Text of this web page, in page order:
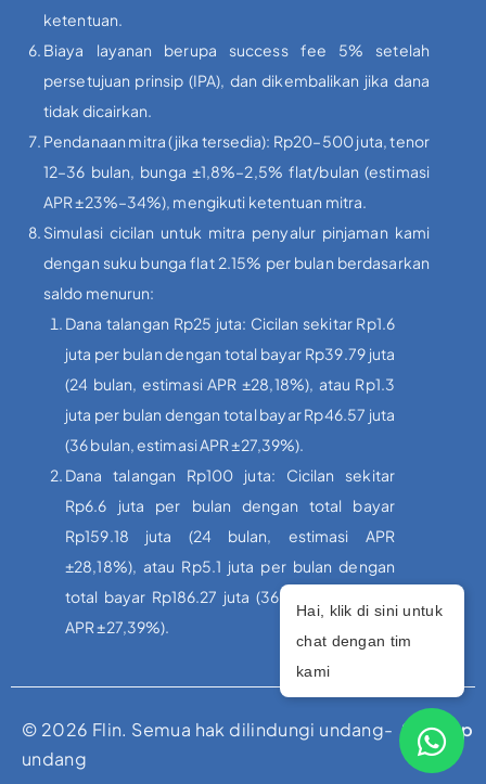
ketentuan.
Biaya layanan berupa success fee 5% setelah
persetujuan prinsip (IPA), dan dikembalikan jika dana
tidak dicairkan.
Pendanaan mitra (jika tersedia): Rp20–500 juta, tenor
12–36 bulan, bunga ±1,8%–2,5% flat/bulan (estimasi
APR ±23%–34%), mengikuti ketentuan mitra.
Simulasi cicilan untuk mitra penyalur pinjaman kami
dengan suku bunga flat 2.15% per bulan berdasarkan
saldo menurun:
Dana talangan Rp25 juta: Cicilan sekitar Rp1.6
juta per bulan dengan total bayar Rp39.79 juta
(24 bulan, estimasi APR ±28,18%), atau Rp1.3
juta per bulan dengan total bayar Rp46.57 juta
(36 bulan, estimasi APR ±27,39%).
Dana talangan Rp100 juta: Cicilan sekitar
Rp6.6 juta per bulan dengan total bayar
Rp159.18 juta (24 bulan, estimasi APR
±28,18%), atau Rp5.1 juta per bulan dengan
total bayar Rp186.27 juta (36 bulan, estimasi
APR ±27,39%).
Hai, klik di sini untuk
chat dengan tim
kami
© 2026 Flin. Semua hak dilindungi undang-
undang
Sitemap